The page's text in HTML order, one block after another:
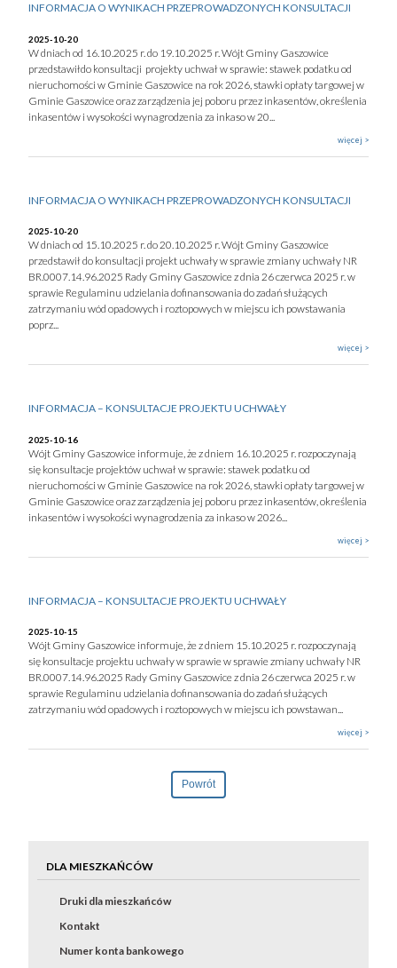
INFORMACJA O WYNIKACH PRZEPROWADZONYCH KONSULTACJI
2025-10-20
W dniach od 16.10.2025 r. do 19.10.2025 r. Wójt Gminy Gaszowice
przedstawiłdo konsultacji projekty uchwał w sprawie: stawek podatku od
nieruchomości w Gminie Gaszowice na rok 2026, stawki opłaty targowej w
Gminie Gaszowice oraz zarządzenia jej poboru przez inkasentów, określenia
inkasentów i wysokości wynagrodzenia za inkaso w 20...
więcej >
INFORMACJA O WYNIKACH PRZEPROWADZONYCH KONSULTACJI
2025-10-20
W dniach od 15.10.2025 r. do 20.10.2025 r. Wójt Gminy Gaszowice
przedstawił do konsultacji projekt uchwały w sprawie zmiany uchwały NR
BR.0007.14.96.2025 Rady Gminy Gaszowice z dnia 26 czerwca 2025 r. w
sprawie Regulaminu udzielania dofinansowania do zadań służących
zatrzymaniu wód opadowych i roztopowych w miejscu ich powstawania
poprz...
więcej >
INFORMACJA – KONSULTACJE PROJEKTU UCHWAŁY
2025-10-16
Wójt Gminy Gaszowice informuje, że z dniem 16.10.2025 r. rozpoczynają
się konsultacje projektów uchwał w sprawie: stawek podatku od
nieruchomości w Gminie Gaszowice na rok 2026, stawki opłaty targowej w
Gminie Gaszowice oraz zarządzenia jej poboru przez inkasentów, określenia
inkasentów i wysokości wynagrodzenia za inkaso w 2026...
więcej >
INFORMACJA – KONSULTACJE PROJEKTU UCHWAŁY
2025-10-15
Wójt Gminy Gaszowice informuje, że z dniem 15.10.2025 r. rozpoczynają
się konsultacje projektu uchwały w sprawie w sprawie zmiany uchwały NR
BR.0007.14.96.2025 Rady Gminy Gaszowice z dnia 26 czerwca 2025 r. w
sprawie Regulaminu udzielania dofinansowania do zadań służących
zatrzymaniu wód opadowych i roztopowych w miejscu ich powstawan...
więcej >
Powrót
DLA MIESZKAŃCÓW
Druki dla mieszkańców
Kontakt
Numer konta bankowego